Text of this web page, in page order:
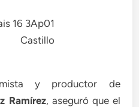
Castillo
y productor de
Ramírez, aseguró que el